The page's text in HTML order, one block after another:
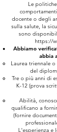
Le
docente o degli
sulla salute, la
sono
https://
Abbiamo
abbia
Laurea triennale
del
Tre o più anni di
K-12 (prova
Abilità,
qualificano a
(fornire
L'esperienza e